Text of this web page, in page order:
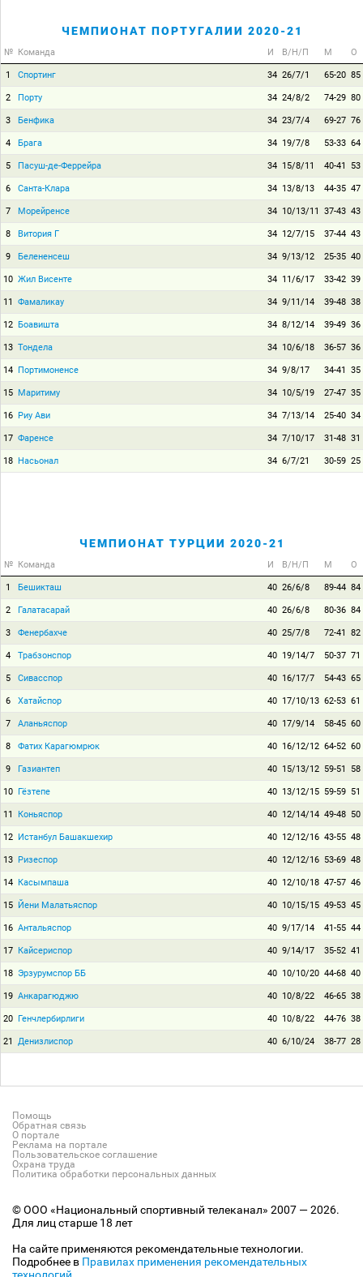
ЧЕМПИОНАТ ПОРТУГАЛИИ 2020-21
№ Команда И В/Н/П М О
1 Спортинг 34 26/7/1 65-20 85
2 Порту 34 24/8/2 74-29 80
3 Бенфика 34 23/7/4 69-27 76
4 Брага 34 19/7/8 53-33 64
5 Пасуш-де-Феррейра 34 15/8/11 40-41 53
6 Санта-Клара 34 13/8/13 44-35 47
7 Морейренсе 34 10/13/11 37-43 43
8 Витория Г 34 12/7/15 37-44 43
9 Белененсеш 34 9/13/12 25-35 40
10 Жил Висенте 34 11/6/17 33-42 39
11 Фамаликау 34 9/11/14 39-48 38
12 Боавишта 34 8/12/14 39-49 36
13 Тондела 34 10/6/18 36-57 36
14 Портимоненсе 34 9/8/17 34-41 35
15 Маритиму 34 10/5/19 27-47 35
16 Риу Ави 34 7/13/14 25-40 34
17 Фаренсе 34 7/10/17 31-48 31
18 Насьонал 34 6/7/21 30-59 25
ЧЕМПИОНАТ ТУРЦИИ 2020-21
№ Команда И В/Н/П М О
1 Бешикташ 40 26/6/8 89-44 84
2 Галатасарай 40 26/6/8 80-36 84
3 Фенербахче 40 25/7/8 72-41 82
4 Трабзонспор 40 19/14/7 50-37 71
5 Сивасспор 40 16/17/7 54-43 65
6 Хатайспор 40 17/10/13 62-53 61
7 Аланьяспор 40 17/9/14 58-45 60
8 Фатих Карагюмрюк 40 16/12/12 64-52 60
9 Газиантеп 40 15/13/12 59-51 58
10 Гёзтепе 40 13/12/15 59-59 51
11 Коньяспор 40 12/14/14 49-48 50
12 Истанбул Башакшехир 40 12/12/16 43-55 48
13 Ризеспор 40 12/12/16 53-69 48
14 Касымпаша 40 12/10/18 47-57 46
15 Йени Малатьяспор 40 10/15/15 49-53 45
16 Антальяспор 40 9/17/14 41-55 44
17 Кайсериспор 40 9/14/17 35-52 41
18 Эрзурумспор ББ 40 10/10/20 44-68 40
19 Анкарагюджю 40 10/8/22 46-65 38
20 Генчлербирлиги 40 10/8/22 44-76 38
21 Денизлиспор 40 6/10/24 38-77 28
Помощь
Обратная связь
О портале
Реклама на портале
Пользовательское соглашение
Охрана труда
Политика обработки персональных данных
© ООО «Национальный спортивный телеканал» 2007 — 2026.
Для лиц старше 18 лет
На сайте применяются рекомендательные технологии.
Подробнее в Правилах применения рекомендательных
технологий